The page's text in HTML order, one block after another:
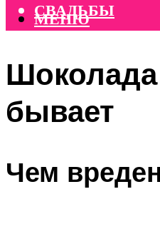
СВАДЬБЫ
МЕНЮ
бывает
Чем